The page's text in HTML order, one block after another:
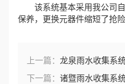
该系统基本采用我公司自
保养，更换元器件缩短了抢
上一篇： 龙泉雨水收集系
下一篇： 诸暨雨水收集系